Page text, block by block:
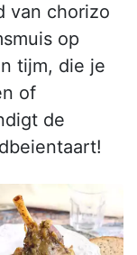
van chorizo
op
tijm, die je
of
de